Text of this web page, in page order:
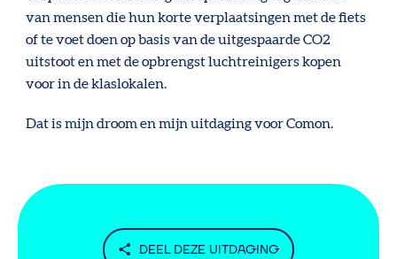
van mensen die hun korte verplaatsingen met de fiets
of te voet doen op basis van de uitgespaarde CO2
uitstoot en met de opbrengst luchtreinigers kopen
voor in de klaslokalen.
Dat is mijn droom en mijn uitdaging voor Comon.
DEEL DEZE UITDAGING